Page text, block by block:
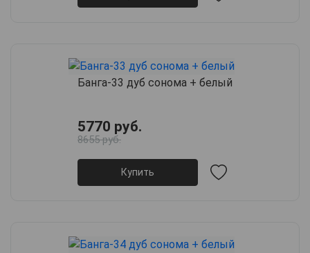
Банга-33 дуб сонома + белый
5770 руб.
8655 руб.
Купить